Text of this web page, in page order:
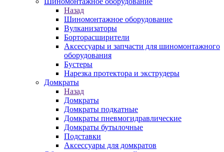
Назад
Шиномонтажное оборудование
Вулканизаторы
Борторасширители
Аксессуары и запчасти для шиномонтажного
оборудования
Бустеры
Нарезка протектора и экструдеры
Домкраты
Назад
Домкраты
Домкраты подкатные
Домкраты пневмогидравлические
Домкраты бутылочные
Подставки
Аксессуары для домкратов